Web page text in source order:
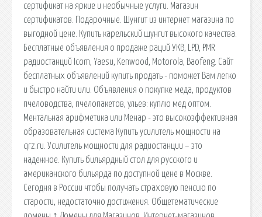
сертификат на яркие и необычные услуги. Магазин
сертификатов. Подарочные. Шунгит из интернет магазина по
выгодной цене. Купить карельский шунгит высокого качества.
Бесплатные объявления о продаже раций УКВ, LPD, PMR
радиостанций Icom, Yaesu, Kenwood, Motorola, Baofeng. Сайт
бесплатных объявлений купить продать - поможет Вам легко
и быстро найти или. Объявления о покупке меда, продуктов
пчеловодства, пчелопакетов, ульев: куплю мед оптом.
Ментальная арифметика или Менар - это высокоэффективная
образовательная система Купить усилитель мощности на
qrz.ru. Усилитель мощности для радиостанции – это
надежное. Купить бильярдный стол для русского и
американского бильярда по доступной цене в Москве.
Сегодня в России чтобы получать страховую пенсию по
старости, недостаточно достижения. Общетематические